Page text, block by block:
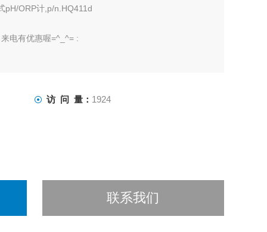
pH/ORP计,p/n.HQ411d
电有优惠喔=^_^= :
访 问 量： 1924
联系我们